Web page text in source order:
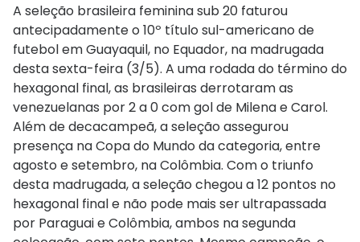
A seleção brasileira feminina sub 20 faturou
antecipadamente o 10º título sul-americano de
futebol em Guayaquil, no Equador, na madrugada
desta sexta-feira (3/5). A uma rodada do término do
hexagonal final, as brasileiras derrotaram as
venezuelanas por 2 a 0 com gol de Milena e Carol.
Além de decacampeã, a seleção assegurou
presença na Copa do Mundo da categoria, entre
agosto e setembro, na Colômbia. Com o triunfo
desta madrugada, a seleção chegou a 12 pontos no
hexagonal final e não pode mais ser ultrapassada
por Paraguai e Colômbia, ambos na segunda